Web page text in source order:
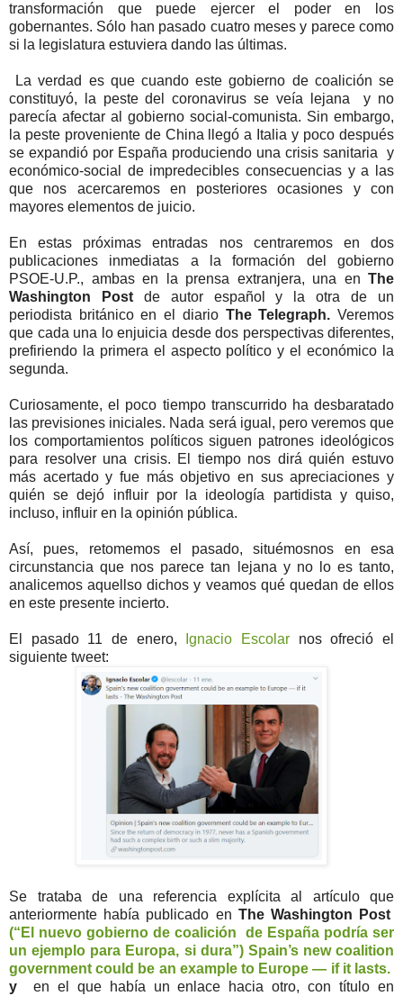
transformación que puede ejercer el poder en los
gobernantes. Sólo han pasado cuatro meses y parece como
si la legislatura estuviera dando las últimas.
La verdad es que cuando este gobierno de coalición se
constituyó, la peste del coronavirus se veía lejana y no
parecía afectar al gobierno social-comunista. Sin embargo,
la peste proveniente de China llegó a Italia y poco después
se expandió por España produciendo una crisis sanitaria y
económico-social de impredecibles consecuencias y a las
que nos acercaremos en posteriores ocasiones y con
mayores elementos de juicio.
En estas próximas entradas nos centraremos en dos
publicaciones inmediatas a la formación del gobierno
PSOE-U.P., ambas en la prensa extranjera, una en The
Washington Post de autor español y la otra de un
periodista británico en el diario The Telegraph. Veremos
que cada una lo enjuicia desde dos perspectivas diferentes,
prefiriendo la primera el aspecto político y el económico la
segunda.
Curiosamente, el poco tiempo transcurrido ha desbaratado
las previsiones iniciales. Nada será igual, pero veremos que
los comportamientos políticos siguen patrones ideológicos
para resolver una crisis. El tiempo nos dirá quién estuvo
más acertado y fue más objetivo en sus apreciaciones y
quién se dejó influir por la ideología partidista y quiso,
incluso, influir en la opinión pública.
Así, pues, retomemos el pasado, situémosnos en esa
circunstancia que nos parece tan lejana y no lo es tanto,
analicemos aquellso dichos y veamos qué quedan de ellos
en este presente incierto.
El pasado 11 de enero, Ignacio Escolar nos ofreció el
siguiente tweet:
Se trataba de una referencia explícita al artículo que
anteriormente había publicado en The Washington Post
(“El nuevo gobierno de coalición de España podría ser
un ejemplo para Europa, si dura”) Spain’s new coalition
government could be an example to Europe — if it lasts.
y
en el que había un enlace hacia otro, con título en